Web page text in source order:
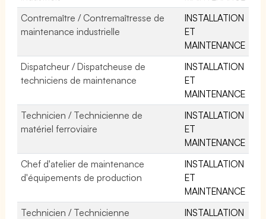
Contremaître / Contremaîtresse de
maintenance industrielle
INSTALLATION
ET
MAINTENANCE
Dispatcheur / Dispatcheuse de
techniciens de maintenance
INSTALLATION
ET
MAINTENANCE
Technicien / Technicienne de
matériel ferroviaire
INSTALLATION
ET
MAINTENANCE
Chef d'atelier de maintenance
d'équipements de production
INSTALLATION
ET
MAINTENANCE
Technicien / Technicienne
INSTALLATION